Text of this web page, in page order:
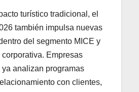
turístico tradicional, el
también impulsa nuevas
del segmento MICE y
Empresas
analizan programas
con clientes,